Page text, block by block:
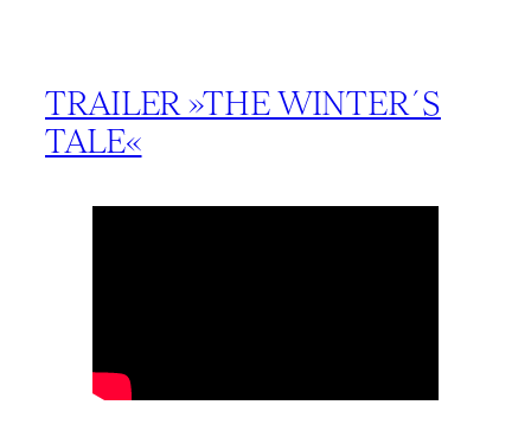
TRAILER »THE WINTER´S
TALE«